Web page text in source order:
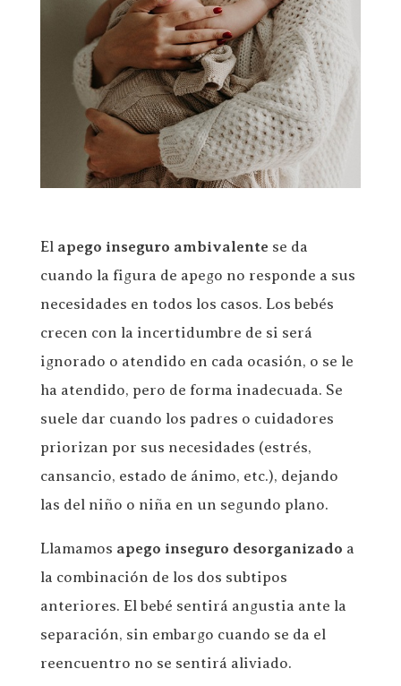
El apego inseguro ambivalente se da
cuando la figura de apego no responde a sus
necesidades en todos los casos. Los bebés
crecen con la incertidumbre de si será
ignorado o atendido en cada ocasión, o se le
ha atendido, pero de forma inadecuada. Se
suele dar cuando los padres o cuidadores
priorizan por sus necesidades (estrés,
cansancio, estado de ánimo, etc.), dejando
las del niño o niña en un segundo plano.
Llamamos apego inseguro desorganizado a
la combinación de los dos subtipos
anteriores. El bebé sentirá angustia ante la
separación, sin embargo cuando se da el
reencuentro no se sentirá aliviado.